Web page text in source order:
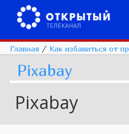
Главная / Как избавиться от
Pixabay
Pixabay